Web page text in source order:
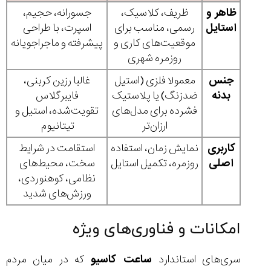
ظاهر و
استایل
ظریف‌، کلاسیک‌،
رسمی‌، مناسب برای
موقعیت‌های کاری و
روزمره شهری
جسورانه‌، حجیم‌،
اسپرت، با طراحی
پیشرفته و ماجراجویانه
جنس
بدنه
معمولا فلزی (استیل
ضدزنگ) یا پلاستیک
فشرده برای مدل‌های
ارزان‌تر
غالبا رزین کربنی،
فایبرگلاس
تقویت‌شده، استیل و
تیتانیوم
کاربری
اصلی
نمایش زمان، استفاده
روزمره، تکمیل استایل
استقامت در شرایط
سخت، محیط‌های
نظامی، کوهنوردی،
ورزش‌های شدید
امکانات و فناوری‌های ویژه
سری‌های استاندارد ساعت کاسیو که در میان مردم